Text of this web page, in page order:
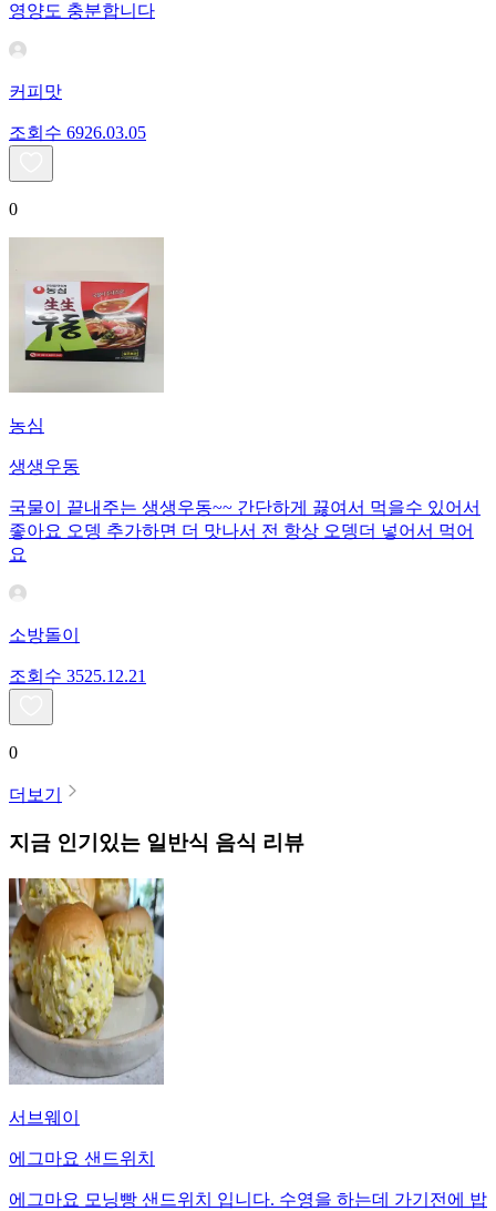
영양도 충분합니다
커피맛
조회수 6926.03.05
0
농심
생생우동
국물이 끝내주는 생생우동~~ 간단하게 끓여서 먹을수 있어서
좋아요 오뎅 추가하면 더 맛나서 전 항상 오뎅더 넣어서 먹어
요
소방돌이
조회수 3525.12.21
0
더보기
지금 인기있는 일반식 음식 리뷰
서브웨이
에그마요 샌드위치
에그마요 모닝빵 샌드위치 입니다. 수영을 하는데 가기전에 밥